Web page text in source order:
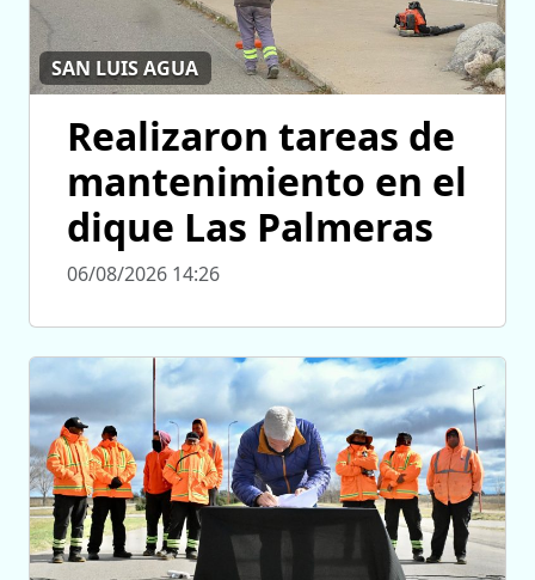
SAN LUIS AGUA
Realizaron tareas de
mantenimiento en el
dique Las Palmeras
06/08/2026 14:26